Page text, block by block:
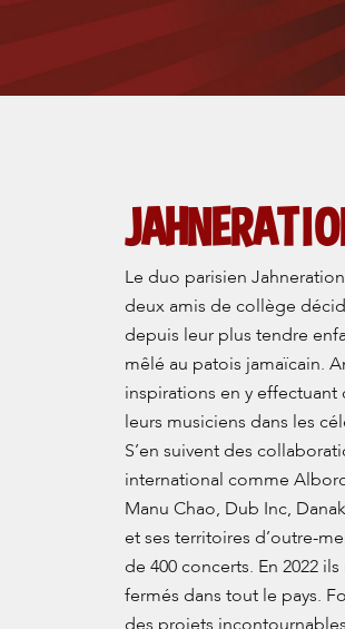
Le duo parisien
deux amis de collège
depuis leur plus tendre
mêlé au patois jamaïcain.
inspirations en y effectuant
leurs musiciens dans les
S’en suivent des
international comme
Manu Chao, Dub Inc,
et ses territoires d’outre-
de 400 concerts. En 2022
fermés dans tout le pays.